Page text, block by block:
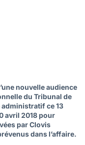
nouvelle audience
du Tribunal de
ce 13
avril 2018 pour
par Clovis
dans l’affaire.